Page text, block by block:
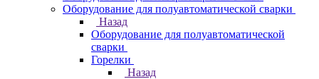
Оборудование для полуавтоматической сварки
Назад
Оборудование для полуавтоматической
сварки
Горелки
Назад